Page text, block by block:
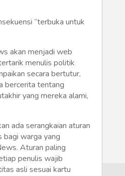
“terbuka untuk
akan menjadi web
menulis politik
secara bertutur,
bercerita tentang
yang mereka alami,
ada serangkaian aturan
warga yang
Aturan paling
penulis wajib
asli sesuai kartu